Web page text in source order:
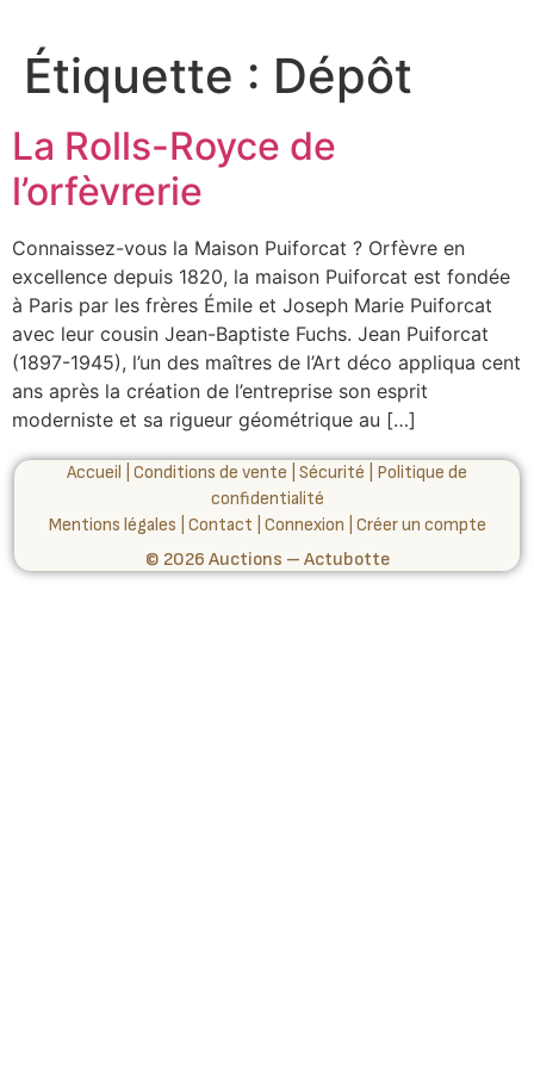
Étiquette : Dépôt
La Rolls-Royce de
l’orfèvrerie
Connaissez-vous la Maison Puiforcat ? Orfèvre en
excellence depuis 1820, la maison Puiforcat est fondée
à Paris par les frères Émile et Joseph Marie Puiforcat
avec leur cousin Jean-Baptiste Fuchs. Jean Puiforcat
(1897-1945), l’un des maîtres de l’Art déco appliqua cent
ans après la création de l’entreprise son esprit
moderniste et sa rigueur géométrique au […]
Accueil Conditions de vente Sécurité
Politique de
confidentialité
Mentions légales Contact Connexion Créer un compte
© 2026 Auctions – Actubotte